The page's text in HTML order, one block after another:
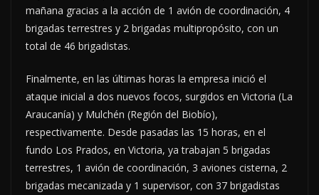
mañana gracias a la acción de 1 avión de coordinación, 4
brigadas terrestres y 2 brigadas multipropósito, con un
total de 46 brigadistas.
Finalmente, en las últimas horas la empresa inició el
ataque inicial a dos nuevos focos, surgidos en Victoria (La
Araucanía) y Mulchén (Región del Biobío),
respectivamente. Desde pasadas las 15 horas, en el
fundo Los Prados, en Victoria, ya trabajan 5 brigadas
terrestres, 1 avión de coordinación, 3 aviones cisterna, 2
brigadas mecanizada y 1 supervisor, con 37 brigadistas